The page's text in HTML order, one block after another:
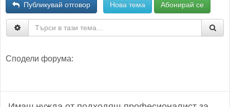
Публикувай отговор Нова тема Абонирай се
Сподели форума: